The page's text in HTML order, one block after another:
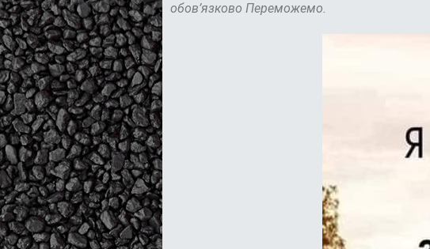
обов’язково Переможемо.